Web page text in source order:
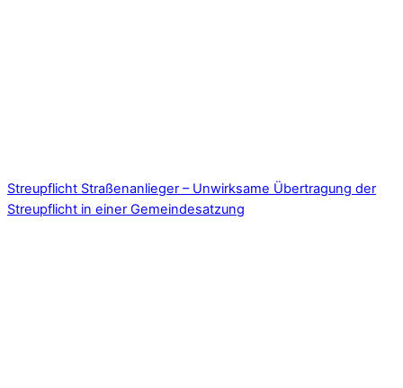
Streupflicht Straßenanlieger – Unwirksame Übertragung der
Streupflicht in einer Gemeindesatzung